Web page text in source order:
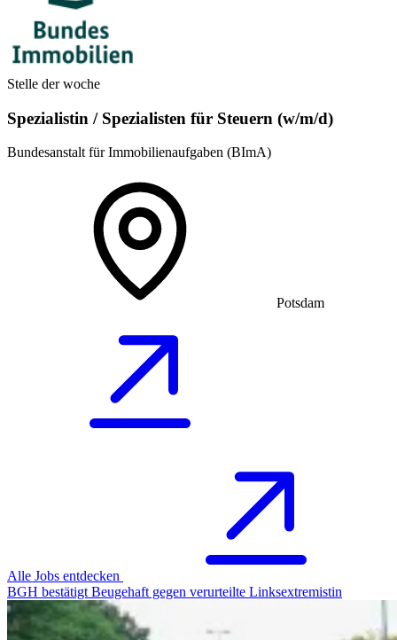
Stelle der woche
Spezialistin / Spezialisten für Steuern (w/m/d)
Bundesanstalt für Immobilienaufgaben (BImA)
Potsdam
Alle Jobs entdecken
BGH bestätigt Beugehaft gegen verurteilte Linksextremistin